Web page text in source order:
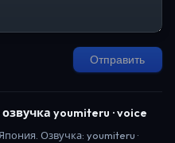
Отправить
youmiteru · voice
Япония . Озвучка: youmiteru ·